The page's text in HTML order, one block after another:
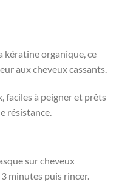
kératine organique, ce
aux cheveux cassants.
faciles à peigner et prêts
résistance.
sur cheveux
minutes puis rincer.